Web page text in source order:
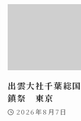
出雲大社千葉総
鎮祭 東京
2026年8月7日